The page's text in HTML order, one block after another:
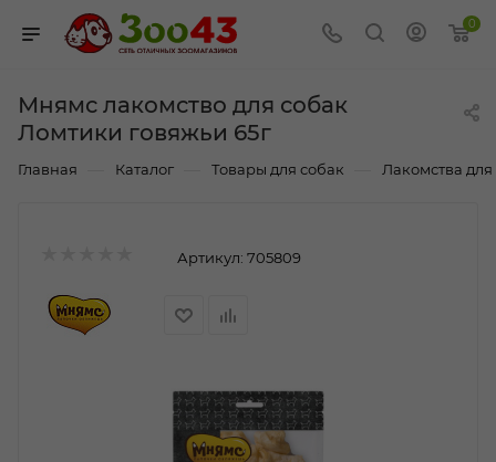
0
Мнямс лакомство для собак
Ломтики говяжьи 65г
Главная Каталог Товары для собак Лакомства для
Артикул: 705809